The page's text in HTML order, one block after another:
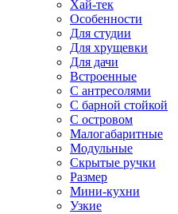
Хай-тек
Особенности
Для студии
Для хрущевки
Для дачи
Встроенные
С антресолями
С барной стойкой
С островом
Малогабаритные
Модульные
Скрытые ручки
Размер
Мини-кухни
Узкие